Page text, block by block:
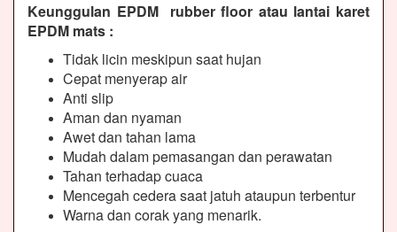
Keunggulan EPDM rubber floor atau lantai karet
EPDM mats :
Tidak licin meskipun saat hujan
Cepat menyerap air
Anti slip
Aman dan nyaman
Awet dan tahan lama
Mudah dalam pemasangan dan perawatan
Tahan terhadap cuaca
Mencegah cedera saat jatuh ataupun terbentur
Warna dan corak yang menarik.